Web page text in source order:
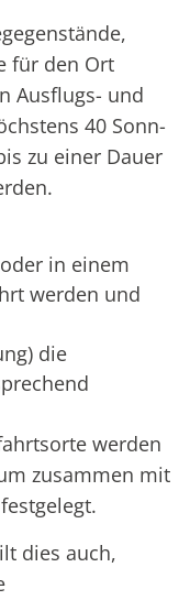
für den Ort
Ausflugs- und
40 Sonn-
zu einer Dauer
in einem
werden und
die
werden
zusammen mit
dies auch,